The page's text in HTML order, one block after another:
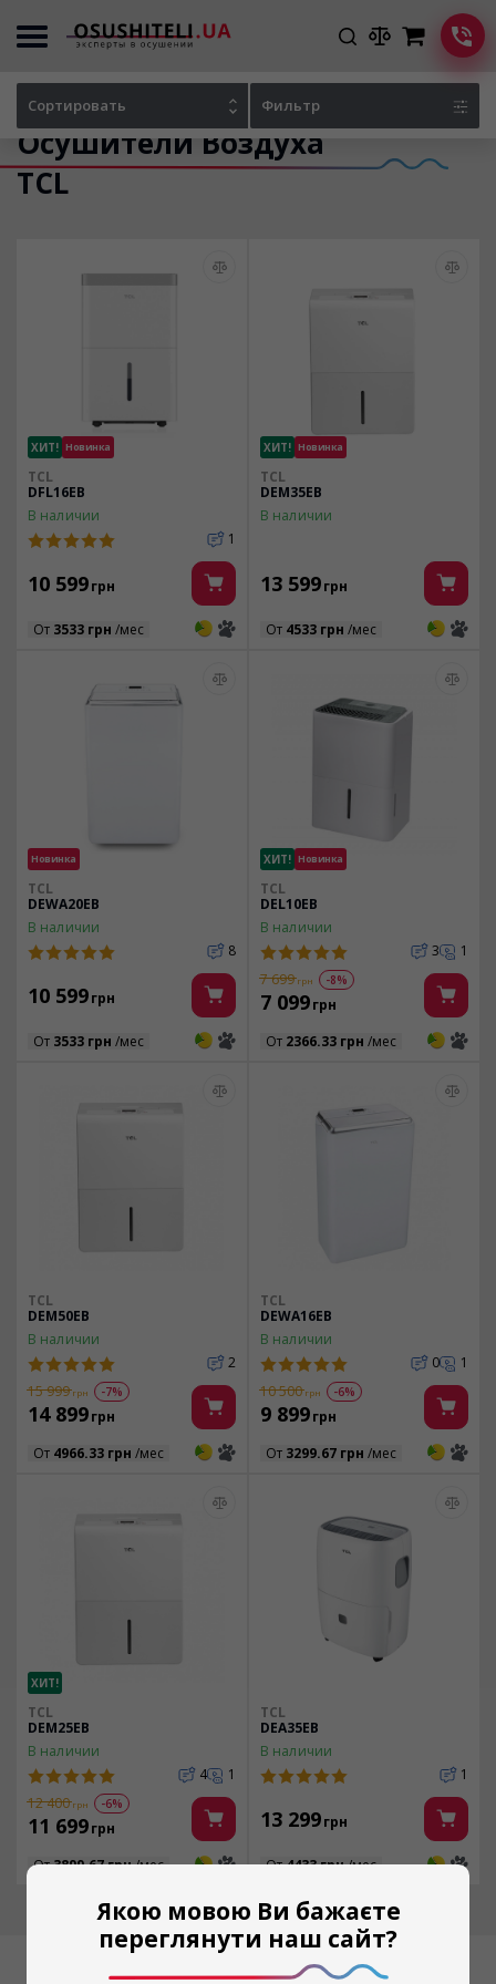
Осушители Воздуха
TCL
Сортировать Фильтр
ХИТ! Новинка
TCL
DFL16EB
В наличии
1
10 599грн
От 3533 грн /мес 3 3
ХИТ! Новинка
TCL
DEM35EB
В наличии
13 599грн
От 4533 грн /мес 3 3
Новинка
TCL
DEWA20EB
В наличии
8
10 599грн
От 3533 грн /мес 3 3
ХИТ! Новинка
TCL
DEL10EB
В наличии
3
1
7 699 грн -8%
7 099грн
От 2366.33 грн /мес 3 3
TCL
DEM50EB
В наличии
2
15 999 грн -7%
14 899грн
От 4966.33 грн /мес 3 3
TCL
DEWA16EB
В наличии
0
1
10 500 грн -6%
9 899грн
От 3299.67 грн /мес 3 3
ХИТ!
TCL
DEM25EB
В наличии
4
1
12 400 грн -6%
11 699грн
От3899.67 грн/мес 3 3
TCL
DEA35EB
В наличии
1
13 299грн
От4433 грн/мес 3 3
Якою мовою Ви бажаєте
переглянути наш сайт?